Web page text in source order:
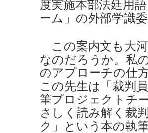
度実施本部法廷用
ーム」の外部学識
この案内文も大
なのだろうか。私
のアプローチの仕
この先生は「裁判
筆プロジェクトチ
さしく読み解く裁
ク」という本の執